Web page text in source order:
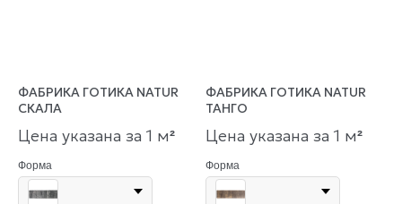
ФАБРИКА ГОТИКА NATUR
СКАЛА
Цена указана за 1 м²
Форма
ФАБРИКА ГОТИКА NATUR
ТАНГО
Цена указана за 1 м²
Форма